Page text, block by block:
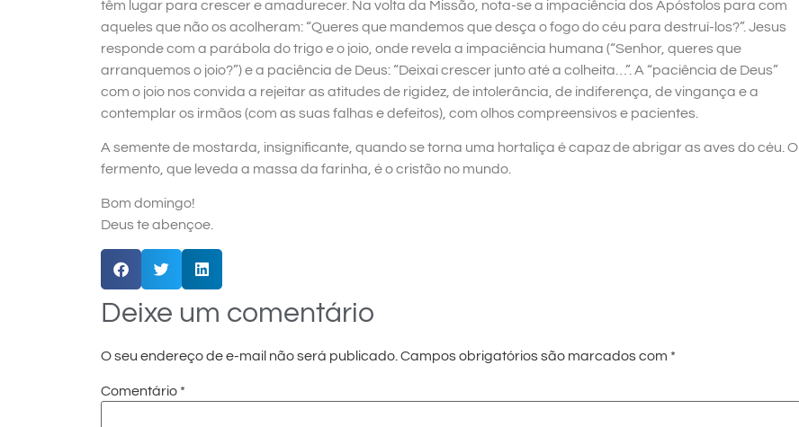
têm lugar para crescer e amadurecer. Na volta da Missão, nota-se a impaciência dos Apóstolos para com
aqueles que não os acolheram: “Queres que mandemos que desça o fogo do céu para destruí-los?”. Jesus
responde com a parábola do trigo e o joio, onde revela a impaciência humana (“Senhor, queres que
arranquemos o joio?”) e a paciência de Deus: “Deixai crescer junto até a colheita…”. A “paciência de Deus”
com o joio nos convida a rejeitar as atitudes de rigidez, de intolerância, de indiferença, de vingança e a
contemplar os irmãos (com as suas falhas e defeitos), com olhos compreensivos e pacientes.
A semente de mostarda, insignificante, quando se torna uma hortaliça é capaz de abrigar as aves do céu. O
fermento, que leveda a massa da farinha, é o cristão no mundo.
Bom domingo!
Deus te abençoe.
Deixe um comentário
O seu endereço de e-mail não será publicado. Campos obrigatórios são marcados com *
Comentário *